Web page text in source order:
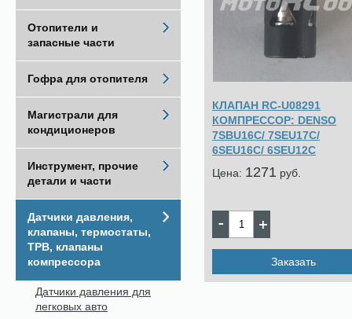
КЛАПАН RC-U08291
КОМПРЕССОР: DENSO
7SBU16C/ 7SEU17C/
6SEU16C/ 6SEU12C
Цена: 1271 pуб.
Заказать
Отопители и
запасные части
Гофра для отопителя
Магистрали для
кондиционеров
Инструмент, прочие
детали и части
Датчики давления,
клапаны, термостаты,
ТРВ, клапаны
компрессора
Датчики давления для
легковых авто